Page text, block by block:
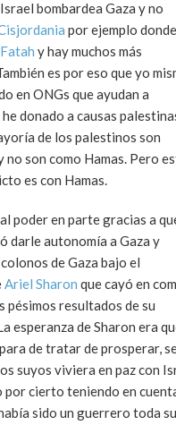
bombardea Gaza y no
por ejemplo donde
y hay muchos más
es por eso que yo
en ONGs que ayudan a
donado a causas
de los palestinos son
no son como Hamas. Pero
es con Hamas.
poder en parte gracias a
darle autonomía a Gaza y
de Gaza bajo el
Ariel Sharon que cayó en
pésimos resultados de su
esperanza de Sharon era
de tratar de prosperar,
suyos viviera en paz con
por cierto teniendo en
sido un guerrero toda su